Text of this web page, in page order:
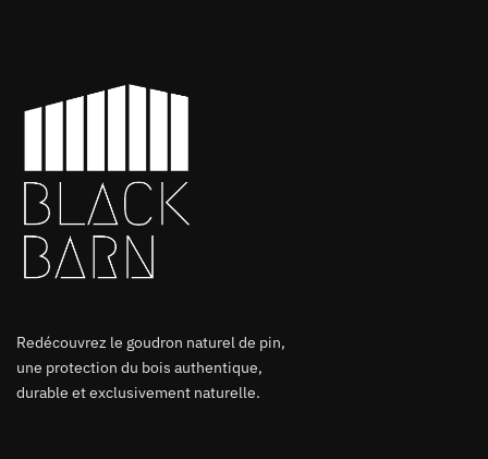
Redécouvrez le goudron naturel de pin,
une protection du bois authentique,
durable et exclusivement naturelle.